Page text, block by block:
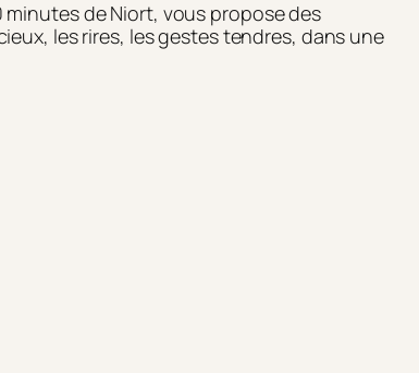
minutes de Niort, vous propose des
les rires, les gestes tendres, dans une